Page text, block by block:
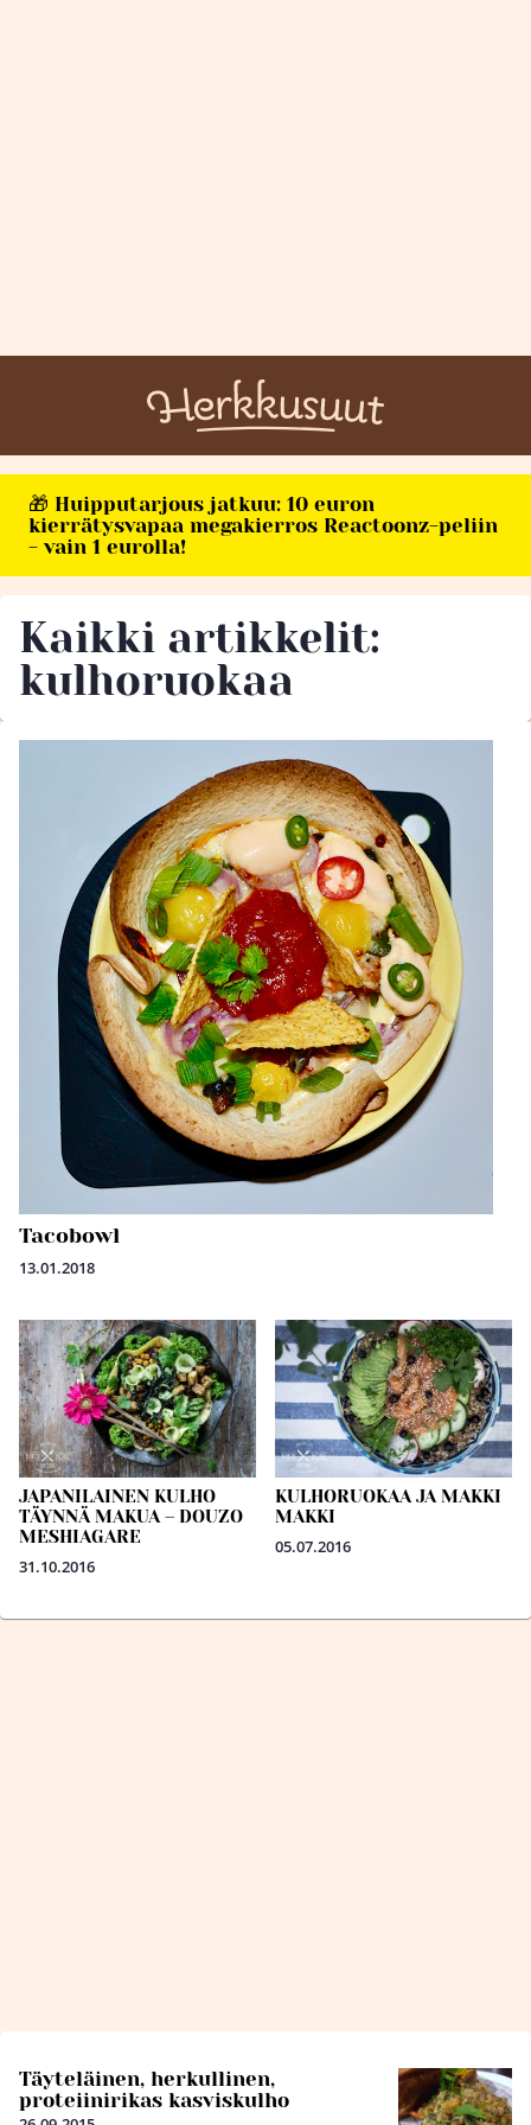
🎁 Huipputarjous jatkuu: 10 euron
kierrätysvapaa megakierros Reactoonz-peliin
- vain 1 eurolla!
Kaikki artikkelit:
kulhoruokaa
Tacobowl
13.01.2018
JAPANILAINEN KULHO
TÄYNNÄ MAKUA – DOUZO
MESHIAGARE
31.10.2016
KULHORUOKAA JA MAKKI
MAKKI
05.07.2016
Täyteläinen, herkullinen,
proteiinirikas kasviskulho